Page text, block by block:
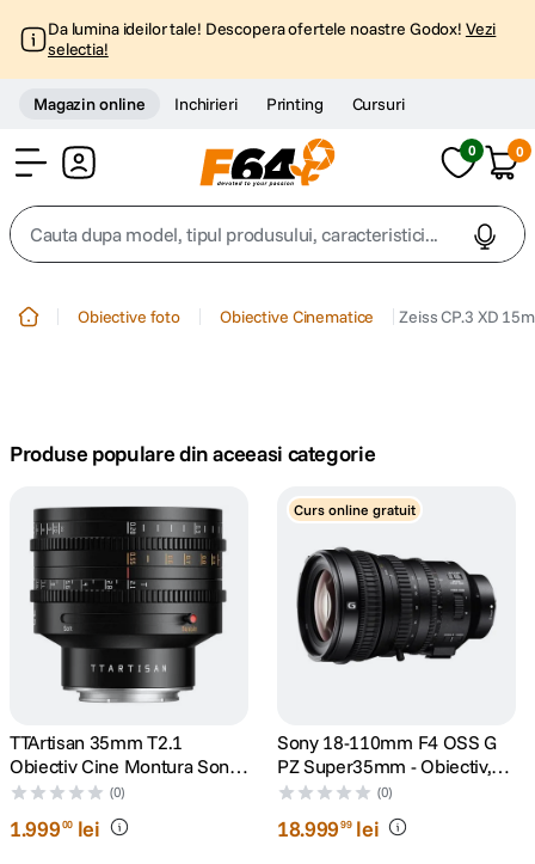
Da lumina ideilor tale! Descopera ofertele noastre Godox! Vezi
selectia!
Magazin online Inchirieri Printing Cursuri
0 0
Cauta dupa model, tipul produsului, caracteristici...
trepied telefon
4 peak design
5. canon sx740 hs
6 lavaliera
card memorie
8. dji mic mini
9. dji osmo
Obiective foto Obiective Cinematice Zeiss CP.3 XD
Produse populare din aceeasi categorie
TTArtisan 35mm T2.1
Obiectiv Cine Montura Sony
E
(0)
1.99900 lei
Curs online gratuit
Sony 18-110mm F4 OSS G
PZ Super35mm - Obiectiv,
Sony E
(0)
18.99999 lei